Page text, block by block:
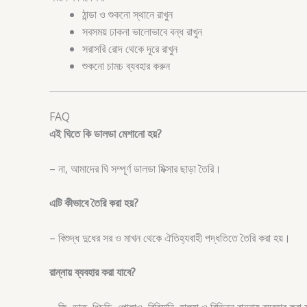
ঠান্ডা ও শুকনো স্থানে রাখুন
সবসময় ঢাকনা ভালোভাবে বন্ধ রাখুন
সরাসরি রোদ থেকে দূরে রাখুন
শুকনো চামচ ব্যবহার করুন
FAQ
এই ঘিতে কি ডালডা মেশানো হয়?
– না, আমাদের ঘি সম্পূর্ণ ডালডা মিক্সার ছাড়া তৈরি।
এটি কীভাবে তৈরি করা হয়?
– বিশুদ্ধ দুধের সর ও মাখন থেকে ঐতিহ্যবাহী পদ্ধতিতে তৈরি করা হয়।
রান্নায় ব্যবহার করা যাবে?